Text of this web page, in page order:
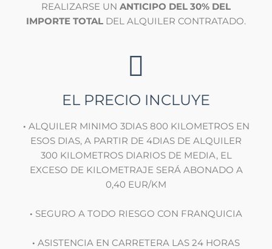
REALIZARSE UN ANTICIPO DEL 30% DEL
IMPORTE TOTAL DEL ALQUILER CONTRATADO.
EL PRECIO INCLUYE
· ALQUILER MINIMO 3DIAS 800 KILOMETROS EN
ESOS DIAS, A PARTIR DE 4DIAS DE ALQUILER
300 KILOMETROS DIARIOS DE MEDIA, EL
EXCESO DE KILOMETRAJE SERÁ ABONADO A
0,40 EUR/KM
· SEGURO A TODO RIESGO CON FRANQUICIA
· ASISTENCIA EN CARRETERA LAS 24 HORAS